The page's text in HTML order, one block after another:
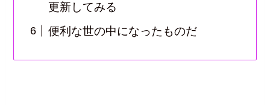
更新してみる
便利な世の中になったものだ